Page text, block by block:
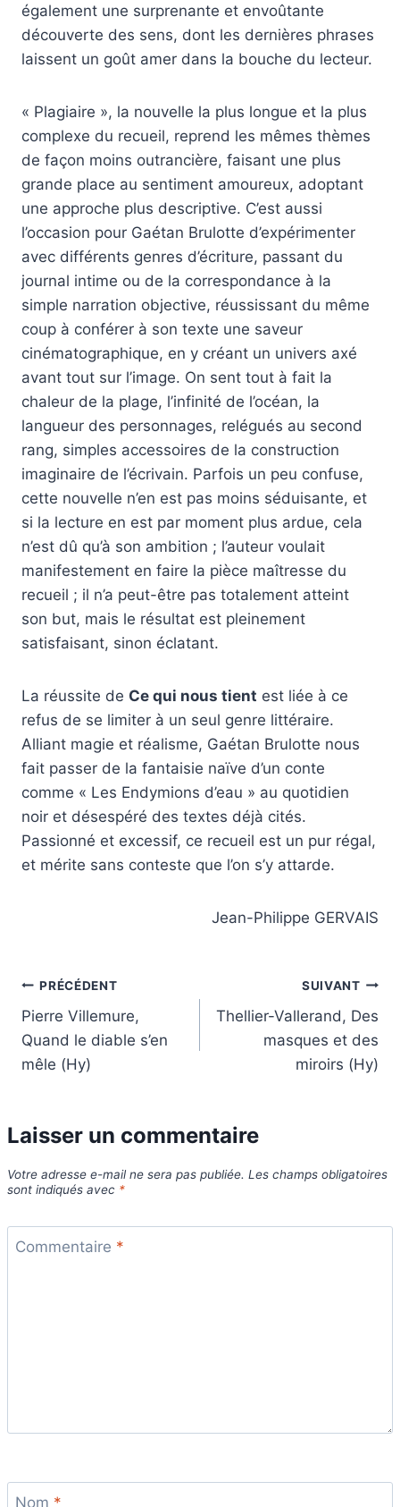
également une surprenante et envoûtante
découverte des sens, dont les dernières phrases
laissent un goût amer dans la bouche du lecteur.
« Plagiaire », la nouvelle la plus longue et la plus
complexe du recueil, reprend les mêmes thèmes
de façon moins outrancière, faisant une plus
grande place au sentiment amoureux, adoptant
une approche plus descriptive. C’est aussi
l’occasion pour Gaétan Brulotte d’expérimenter
avec différents genres d’écriture, passant du
journal intime ou de la correspondance à la
simple narration objective, réussissant du même
coup à conférer à son texte une saveur
cinématographique, en y créant un univers axé
avant tout sur l’image. On sent tout à fait la
chaleur de la plage, l’infinité de l’océan, la
langueur des personnages, relégués au second
rang, simples accessoires de la construction
imaginaire de l’écrivain. Parfois un peu confuse,
cette nouvelle n’en est pas moins séduisante, et
si la lecture en est par moment plus ardue, cela
n’est dû qu’à son ambition ; l’auteur voulait
manifestement en faire la pièce maîtresse du
recueil ; il n’a peut-être pas totalement atteint
son but, mais le résultat est pleinement
satisfaisant, sinon éclatant.
La réussite de Ce qui nous tient est liée à ce
refus de se limiter à un seul genre littéraire.
Alliant magie et réalisme, Gaétan Brulotte nous
fait passer de la fantaisie naïve d’un conte
comme « Les Endymions d’eau » au quotidien
noir et désespéré des textes déjà cités.
Passionné et excessif, ce recueil est un pur régal,
et mérite sans conteste que l’on s’y attarde.
Jean-Philippe GERVAIS
Navigation
de
l’article
PRÉCÉDENT
Pierre Villemure,
Quand le diable s’en
mêle (Hy)
SUIVANT
Thellier-Vallerand, Des
masques et des
miroirs (Hy)
Laisser un commentaire
Votre adresse e-mail ne sera pas publiée. Les champs obligatoires
sont indiqués avec *
Commentaire *
Nom *